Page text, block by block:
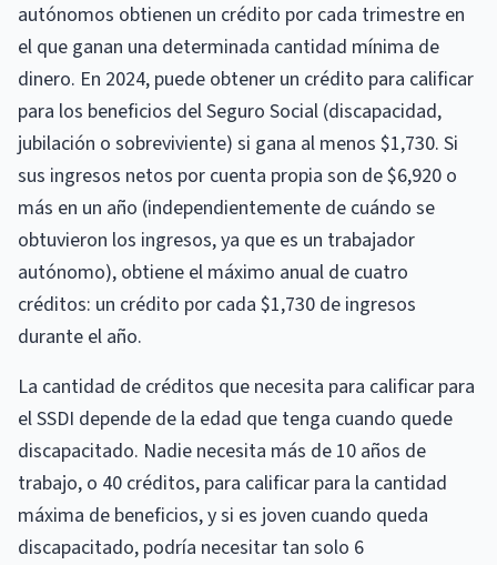
autónomos obtienen un crédito por cada trimestre en
el que ganan una determinada cantidad mínima de
dinero. En 2024, puede obtener un crédito para calificar
para los beneficios del Seguro Social (discapacidad,
jubilación o sobreviviente) si gana al menos $1,730. Si
sus ingresos netos por cuenta propia son de $6,920 o
más en un año (independientemente de cuándo se
obtuvieron los ingresos, ya que es un trabajador
autónomo), obtiene el máximo anual de cuatro
créditos: un crédito por cada $1,730 de ingresos
durante el año.
La cantidad de créditos que necesita para calificar para
el SSDI depende de la edad que tenga cuando quede
discapacitado. Nadie necesita más de 10 años de
trabajo, o 40 créditos, para calificar para la cantidad
máxima de beneficios, y si es joven cuando queda
discapacitado, podría necesitar tan solo 6